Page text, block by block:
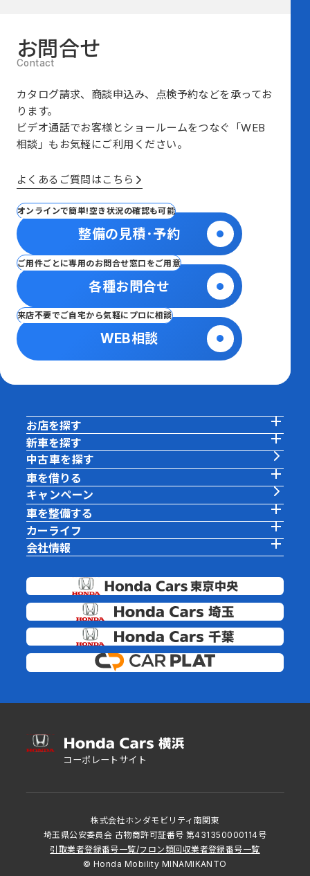
お問合せ
カタログ請求、商談申込み、点検予約などを承ってお
ります。
ビデオ通話でお客様とショールームをつなぐ
「WEB
相談」も お気軽にご利用ください。
よくあるご質問はこちら
オンラインで簡単!空き状況の確認も可能
整備の見積･予約
ご用件ごとに専用のお問合せ窓口をご用意
各種お問合せ
来店不要でご自宅から気軽にプロに相談
WEB相談
お店を探す
新車を探す
中古車を探す
車を借りる
キャンペーン
車を整備する
カーライフ
会社情報
コーポレートサイト
株式会社ホンダモビリティ南関東
埼玉県公安委員会 古物商許可証番号 第431350000114号
引取業者登録番号一覧/フロン類回収業者登録番号一覧
© Honda Mobility MINAMIKANTO